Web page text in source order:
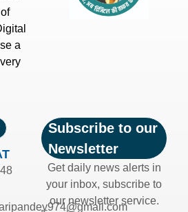
a
Subscribe to our
Newsletter
Get daily news alerts in
your inbox, subscribe to
our newsletter service.